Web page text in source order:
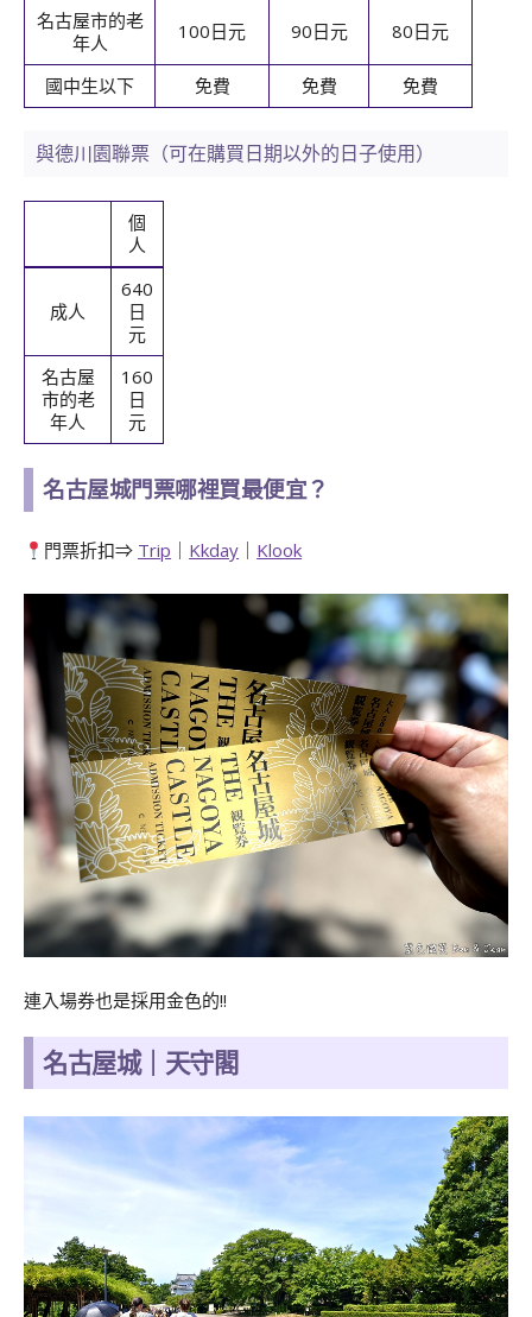
名古屋市的老
年人
100日元 90日元 80日元
國中生以下 免費 免費 免費
與德川園聯票（可在購買日期以外的日子使用）
個
人
成人
640
日
元
名古屋
市的老
年人
160
日
元
名古屋城門票哪裡買最便宜？
門票折扣⇒ Trip Kkday Klook
連入場券也是採用金色的!!
名古屋城｜天守閣